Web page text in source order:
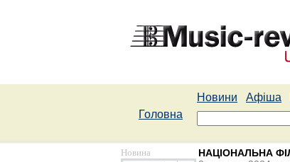
Новини Афіша
Головна
Новина
НАЦІОНАЛЬНА